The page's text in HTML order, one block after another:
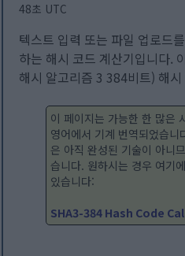
48초 UTC
텍스트 입력 또는 파일 업로드
하는 해시 코드 계산기입니다.
해시 알고리즘 3 384비트) 해
이 페이지는 가능한 한 많은
영어에서 기계 번역되었습니
은 아직 완성된 기술이 아니
습니다. 원하시는 경우 여기
있습니다:
SHA3-384 Hash Code